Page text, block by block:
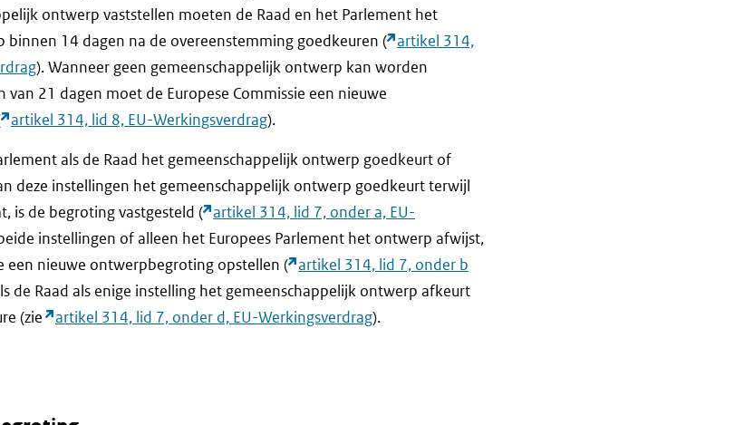
ontwerp vaststellen moeten de Raad en het Parlement het
binnen 14 dagen na de overeenstemming goedkeuren ( artikel 314,
). Wanneer geen gemeenschappelijk ontwerp kan worden
21 dagen moet de Europese Commissie een nieuwe
artikel 314, lid 8, EU-Werkingsverdrag).
als de Raad het gemeenschappelijk ontwerp goedkeurt of
deze instellingen het gemeenschappelijk ontwerp goedkeurt terwijl
is de begroting vastgesteld ( artikel 314, lid 7, onder a, EU-
instellingen of alleen het Europees Parlement het ontwerp afwijst,
een nieuwe ontwerpbegroting opstellen ( artikel 314, lid 7, onder b
de Raad als enige instelling het gemeenschappelijk ontwerp afkeurt
(zie
artikel 314, lid 7, onder d, EU-Werkingsverdrag).